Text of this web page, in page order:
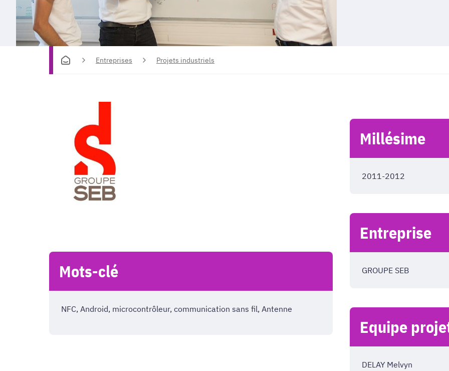
Entreprises Projets industriels
Mots-clé
NFC, Android, microcontrôleur, communication sans fil, Antenne
Millésime
2011-2012
Entreprise
GROUPE SEB
Equipe
DELAY Melvyn